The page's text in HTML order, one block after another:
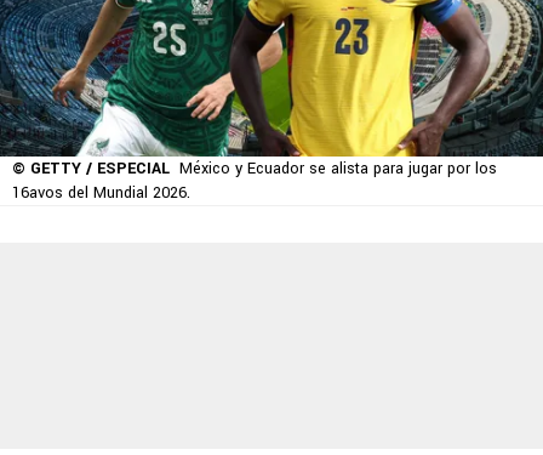
© GETTY / ESPECIAL México y Ecuador se alista para jugar por los
16avos del Mundial 2026.